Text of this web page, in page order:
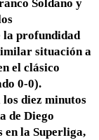
Soldano y
la profundidad
situación a
el clásico
0-0).
diez minutos
de Diego
en la Superliga,